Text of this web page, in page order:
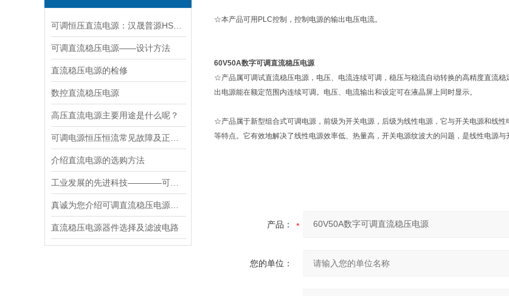
可调直流稳压电源——设计方法
直流稳压电源的检修
数控直流稳压电源
高压直流电源主要用途是什么呢？
介绍直流电源的选购方法
直流稳压电源器件选择及滤波电路
☆本产品可用PLC控制，控制电源的输出电压电流。
60V50A数字可调直流稳压电源
☆产品属可调试直流稳压电源，电压、电流连续可调，稳压与稳流自动转换的高精度直流
出电源能在额定范围内连续可调。电压、电流输出和设定可在液晶屏上同时显示。
☆产品属于新型组合式可调电源，前级为开关电源，后级为线性电源，它与开关电源和线
等特点。它有效地解决了线性电源效率低、热量高，开关电源纹波大的问题，是线性电源与
产品：
您的单位：